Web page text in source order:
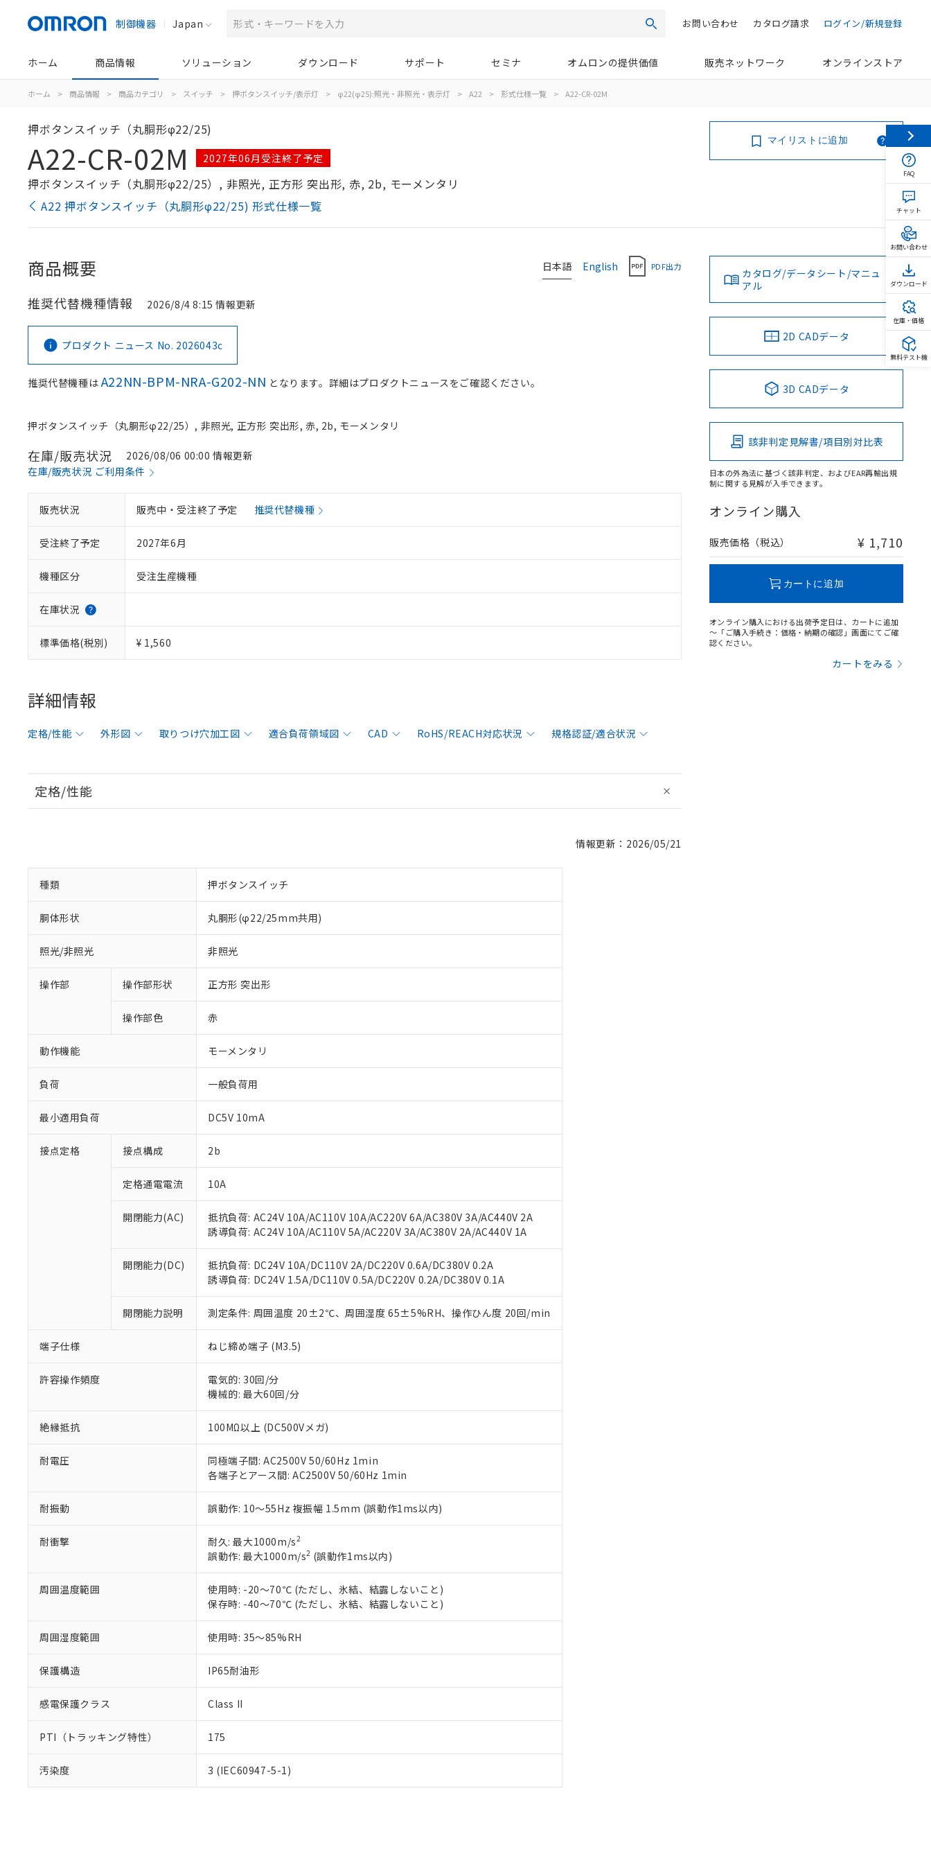
制御機器 Japan 検索 ログイン/新規登録
カタログ請求
お問い合わせ
ホーム 商品情報 ソリューション ダウンロード サポート セミナ オムロンの提供価値 販売ネットワーク オンラインストア
ホーム > 商品情報 > 商品カテゴリ > スイッチ > 押ボタンスイッチ/表示灯 > φ22(φ25):照光・非照光・表示灯 > A22 > 形式仕様一覧 > A22-CR-02M
押ボタンスイッチ（丸胴形φ22/25)
A22-CR-02M 2027年06月受注終了予定
押ボタンスイッチ（丸胴形φ22/25）, 非照光, 正方形 突出形, 赤, 2b, モーメンタリ
A22 押ボタンスイッチ（丸胴形φ22/25) 形式仕様一覧
マイリストに追加
日本語 English PDF出力
商品概要
推奨代替機種情報 2026/8/4 8:15 情報更新
プロダクト ニュース No. 2026043c
推奨代替機種はA22NN-BPM-NRA-G202-NN となります。詳細はプロダクトニュースをご確認ください。
押ボタンスイッチ（丸胴形φ22/25）, 非照光, 正方形 突出形, 赤, 2b, モーメンタリ
在庫/販売状況
2026/08/06 00:00 情報更新
在庫/販売状況 ご利用条件
販売状況 販売中・受注終了予定 推奨代替機種
受注終了予定 2027年6月
機種区分 受注生産機種
在庫状況
標準価格(税別) ¥ 1,560
詳細情報
定格/性能 外形図 取りつけ穴加工図 適合負荷領域図 CAD RoHS/REACH対応状況 規格認証/適合状況
定格/性能
情報更新：2026/05/21
種類 押ボタンスイッチ
胴体形状 丸胴形(φ22/25mm共用)
照光/非照光 非照光
操作部 操作部形状 正方形 突出形
操作部色 赤
動作機能 モーメンタリ
負荷 一般負荷用
最小適用負荷 DC5V 10mA
接点定格 接点構成 2b
定格通電電流 10A
開閉能力(AC)
抵抗負荷: AC24V 10A/AC110V 10A/AC220V 6A/AC380V 3A/AC440V 2A
誘導負荷: AC24V 10A/AC110V 5A/AC220V 3A/AC380V 2A/AC440V 1A
開閉能力(DC)
抵抗負荷: DC24V 10A/DC110V 2A/DC220V 0.6A/DC380V 0.2A
誘導負荷: DC24V 1.5A/DC110V 0.5A/DC220V 0.2A/DC380V 0.1A
開閉能力説明 測定条件: 周囲温度 20±2℃、周囲湿度 65±5%RH、操作ひん度 20回/min
端子仕様 ねじ締め端子 (M3.5)
許容操作頻度
電気的: 30回/分
機械的: 最大60回/分
絶縁抵抗 100MΩ以上 (DC500Vメガ)
耐電圧
同極端子間: AC2500V 50/60Hz 1min
各端子とアース間: AC2500V 50/60Hz 1min
耐振動 誤動作: 10～55Hz 複振幅 1.5mm (誤動作1ms以内)
耐衝撃 耐久: 最大1000m/s2
誤動作: 最大1000m/s2 (誤動作1ms以内)
周囲温度範囲
使用時: -20～70℃ (ただし、氷結、結露しないこと)
保存時: -40～70℃ (ただし、氷結、結露しないこと)
周囲湿度範囲 使用時: 35～85%RH
保護構造 IP65耐油形
感電保護クラス Class II
PTI（トラッキング特性） 175
汚染度 3 (IEC60947-5-1)
カタログ/データシート/マニュ
アル
2D CADデータ
3D CADデータ
該非判定見解書/項目別対比表
日本の外為法に基づく該非判定、およびEAR再輸出規
制に関する見解が入手できます。
オンライン購入
販売価格（税込） ¥ 1,710
カートに追加
オンライン購入における出荷予定日は、カートに追加
～「ご購入手続き：価格・納期の確認」画面にてご確
認ください。
カートをみる
以下の条件をお読みいただき、同意のうえご利用ください。
本サービスは、当社制御機器事業取扱商品の当社在庫状況および標準価格(税抜)を提供させていただ
くものです。
当社制御機器事業取扱商品の中には、本サービスの対象外となる商品もあることをご了承ください。
在庫状況および標準価格照会結果は、記載している更新日時点での社内データに基づき作成されるも
のであり、閲覧された時点での実際の在庫および標準価格とは異なる場合があることをご了承くださ
当社販売員にご相談ください。
オムロン制御機器販売店や当社販売拠点は「販売ネットワーク
」をご確認ください。
在庫状況および標準価格結果を当社の事前の承諾なく第三者に漏洩または開示しないようお願いしま
す。
マイパーツ機能（部品リスト作成サービス）をご利用いただくには、I-Webメンバーズにご登録され
ている必要があります。
が、当社の製品・サービスに関するお客様との取引・商談に必要な範囲で利用することをご了承くだ
さい。
※当社の共同利用者とは、"個人情報の共同利用に関して"
の「1.共同利用者の範囲」に記載されて
いる法人を指します。
※1 対応状況
対応済み：EU RoHS指令（10物質）の非含有に対応した製品が提供可能な商品です。
対応予定：EU RoHS指令（10物質）の非含有に対応した製品に切り替える予定のある商品です。
があります。
*EU RoHS指令（10物質）：
鉛(Pb) 1000ppm以下、 水銀(Hg) 1000ppm以下、 カドミウム(Cd) 100ppm以下、
六価クロム(Cr(Ⅵ)) 1000ppm以下、ポリ臭化ビフェニル類(PBB) 1000ppm以下、ポリ臭化ジフェニルエーテル類(PBDE) 1000ppm以下、
フタル酸ビス(2-エチルヘキシル) (DEHP)(別名：DOP) 1000ppm以下、フタル酸ブチルベンジル（BBP） 1000ppm以下、フタル酸ジブチ
但し、RoHS指令で産業用監視および制御機器に対する適用除外項目は除く。
フタル酸エステル類の４物質については閾値を超える意図的な使用がないことを確認しています。
※2 対応予定月
部品在庫の切り替え状況などにより、予定月が前後することがあります。
※3 非含有証明書ダウンロード
下記の非含有証明書をダウンロードすることができます。
EU RoHS指令（10物質）の非含有証明書
51物質の非含有証明書（当社基準）
※本証明書は発行日時点で非含有を証明するもので、過去に遡って非含有を証明するものではありません。
また、RoHS指令のフタル酸エステル類４物質の対応では、対応完了までの期間は出荷製品に未対応品が
混在することから備考欄に対応日を記載しておりました。
既に当社にて対応品への在庫切替を完了していることから、特段のことがない限り、2022年1月12日よ
り割愛しております。
※1 中国RoHS○×表
「×」：最大均質材料含有率が中国RoHSの基準値を超えていることを示します。
「－」：未確認です。当社販売部門へお問い合わせください。
Pb(鉛) :1000ppm、 Hg(水銀) : 1000ppm、 Cd(カドミウム) : 100ppm、
Cr(Ⅵ)(六価クロム) : 1000ppm、 PBBs(ポリ臭化ビフェニル類) : 1000ppm、 PBDEs(ポリ臭化ジフェニルエーテル類) : 1000ppm、
DBP(フタル酸ジブチル) : 1000ppm、 DIBP(フタル酸ジイソブチル) : 1000ppm、 BBP(フタル酸ブチルベンジル) : 1000ppm、
DEHP(フタル酸ビス(2-エチルヘキシル)) : 1000ppm
「ｅ」：有害物質（10物質）のすべてが基準値以下であることを示します。
「10」：通常の使用状況下において有害物質が外部に漏えいし、環境に深刻な影響を及ぼさない年数を意
味します。
「－」：未確認です。当社販売部門へお問い合わせください。
当社は、これら貴社製品のうち、外国為替および外国貿易法に定める商品（以下｢規制貨物等」とい
う）を輸出または国外への提供する場合は、日本国政府の輸出許可(または役務取引許可)を取得する
などの必要な手続きをとります。
当社は規制貨物を破棄する場合は、完全に破砕するなど、違法に輸出されないよう必要な手段を講じ
ます。
当社は貴社製品を、核兵器、ミサイル、化学兵器、生物兵器またはその他武器並びにこれらの製造装
当社は、貴社製品を第三者に販売する場合は、上記1、2および3の内容を当該第三者に通知します。
また当社は、販売先および販売に係わる関係者が違法に輸出するおそれがある場合は、取り引きをい
たしません。
記
号
説明
○ 一定数以上の在庫あり
△ 一定数には満たないが在庫あり
－
在庫なし(最新の在庫状況については、お客様のお取引先、またはお客様担当のオムロン制御
機器販売店・当社販売員にご確認ください)
空
白
受注生産機種、また在庫状況の情報を公開していない機種
FAQ
チャット
お問い合わせ
ダウンロード
在庫・価格
無料テスト機